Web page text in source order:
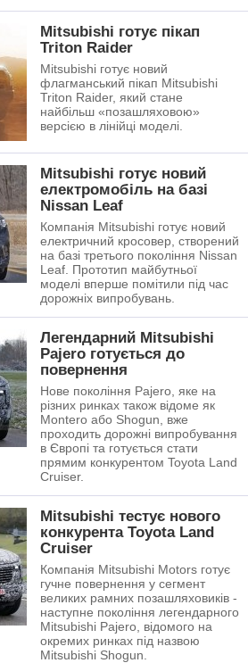
Mitsubishi готує пікап
Triton Raider
Mitsubishi готує новий
флагманський пікап Mitsubishi
Triton Raider, який стане
найбільш «позашляховою»
версією в лінійці моделі.
Mitsubishi готує новий
електромобіль на базі
Nissan Leaf
Компанія Mitsubishi готує новий
електричний кросовер, створений
на базі третього покоління Nissan
Leaf. Прототип майбутньої
моделі вперше помітили під час
дорожніх випробувань.
Легендарний Mitsubishi
Pajero готується до
повернення
Нове покоління Pajero, яке на
різних ринках також відоме як
Montero або Shogun, вже
проходить дорожні випробування
в Європі та готується стати
прямим конкурентом Toyota Land
Cruiser.
Mitsubishi тестує нового
конкурента Toyota Land
Cruiser
Компанія Mitsubishi Motors готує
гучне повернення у сегмент
великих рамних позашляховиків -
наступне покоління легендарного
Mitsubishi Pajero, відомого на
окремих ринках під назвою
Mitsubishi Shogun.